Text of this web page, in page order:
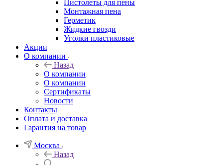
Пистолеты для пены
Монтажная пена
Герметик
Жидкие гвозди
Уголки пластиковые
Акции
О компании
Назад
О компании
О компании
Сертификаты
Новости
Контакты
Оплата и доставка
Гарантия на товар
Москва
Назад